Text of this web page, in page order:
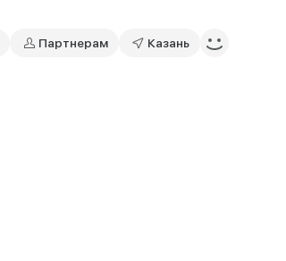
Партнерам Казань